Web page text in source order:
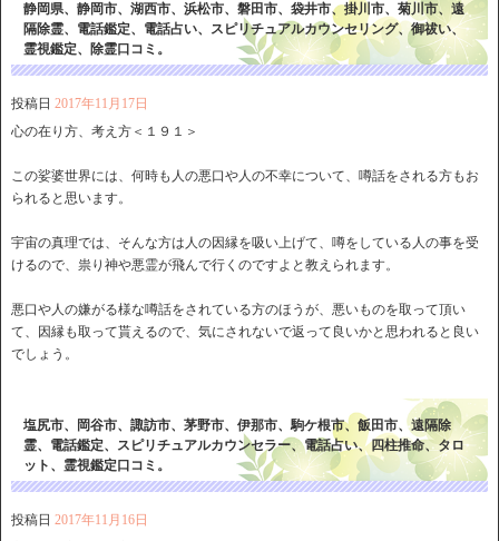
静岡県、静岡市、湖西市、浜松市、磐田市、袋井市、掛川市、菊川市、遠
隔除霊、電話鑑定、電話占い、スピリチュアルカウンセリング、御祓い、
霊視鑑定、除霊口コミ。
投稿日 2017年11月17日
心の在り方、考え方＜１９１＞
この娑婆世界には、何時も人の悪口や人の不幸について、噂話をされる方もお
られると思います。
宇宙の真理では、そんな方は人の因縁を吸い上げて、噂をしている人の事を受
けるので、祟り神や悪霊が飛んで行くのですよと教えられます。
悪口や人の嫌がる様な噂話をされている方のほうが、悪いものを取って頂い
て、因縁も取って貰えるので、気にされないで返って良いかと思われると良い
でしょう。
塩尻市、岡谷市、諏訪市、茅野市、伊那市、駒ケ根市、飯田市、遠隔除
霊、電話鑑定、スピリチュアルカウンセラー、電話占い、四柱推命、タロ
ット、霊視鑑定口コミ。
投稿日 2017年11月16日